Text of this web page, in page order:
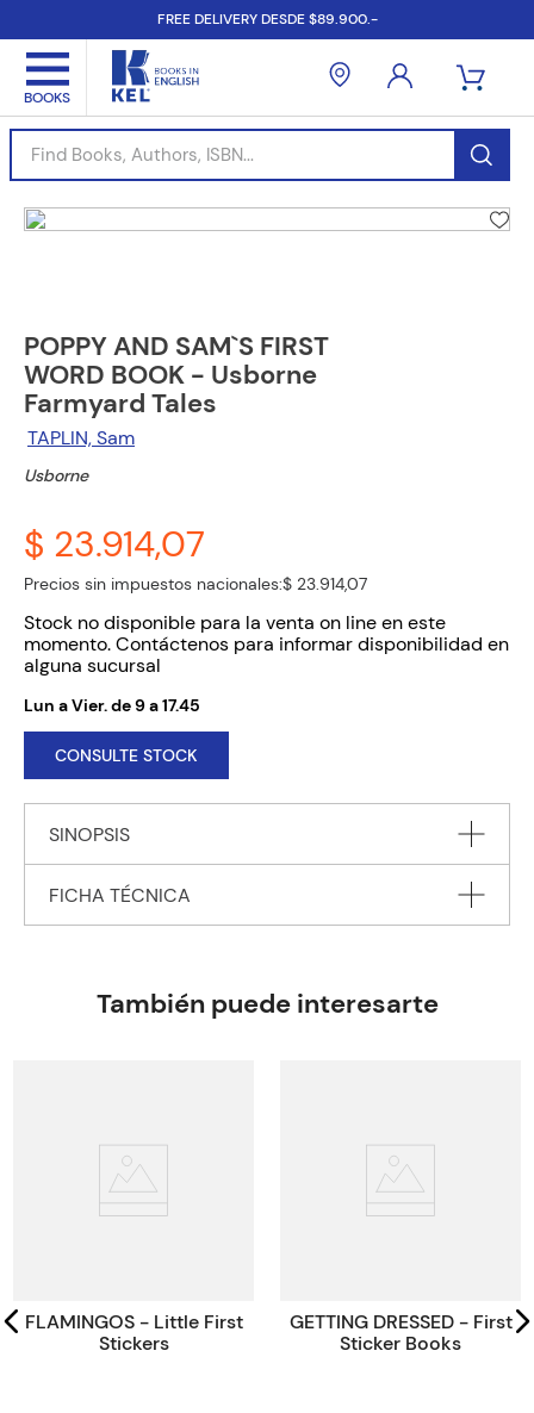
FREE DELIVERY DESDE $89.900.-
Find Books, Authors, ISBN...
POPPY AND SAM`S FIRST
WORD BOOK - Usborne
Farmyard Tales
TAPLIN, Sam
Usborne
$ 23.914,07
Precios sin impuestos nacionales:$ 23.914,07
Stock no disponible para la venta on line en este
momento. Contáctenos para informar disponibilidad en
alguna sucursal
Lun a Vier. de 9 a 17.45
CONSULTE STOCK
SINOPSIS
Each page in this delightful book features a scene full of things
to spot and talk about on Apple Tree Farm, from feeding the
counting and talk about colours, and a Little Yellow Duck to
FICHA TÉCNICA
Editorial USBORNE PUBLISHING
9781474952743
Paginas 32
También puede interesarte
FLAMINGOS - Little First
Stickers
GETTING DRESSED - First
Sticker Books